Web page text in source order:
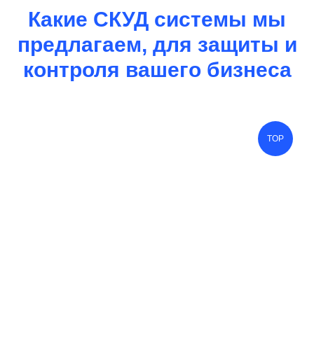
Какие СКУД системы мы
предлагаем, для защиты и
контроля вашего бизнеса
TOP